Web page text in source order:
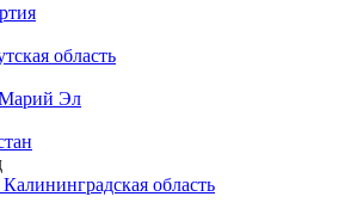
область
Эл
область